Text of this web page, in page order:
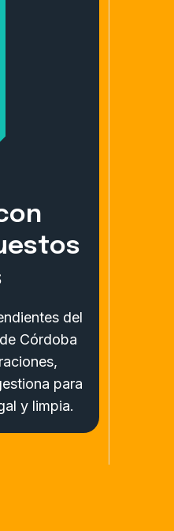
del
Córdoba
para
y limpia.